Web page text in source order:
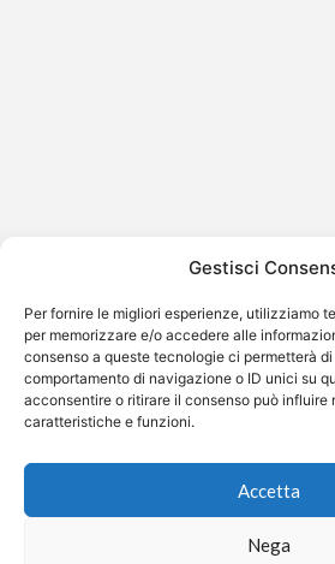
Gestisci
Per fornire le migliori esperienze, utilizziamo
per memorizzare e/o accedere alle
consenso a queste tecnologie ci permetterà
comportamento di navigazione o ID unici su
acconsentire o ritirare il consenso può influire
caratteristiche e funzioni.
Accetta
Nega
©2026 Free